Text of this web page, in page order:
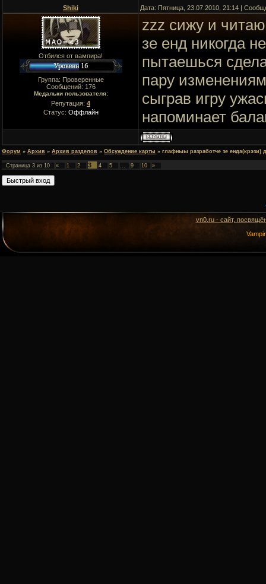
Shiki Дата: Пятница, 23.07.2010, 21:14 |
Отбился от вампира!
Группа: Проверенные
Сообщений: 176
Медальки пользователя:
Репутация: 4
Статус: Оффлайн
zzz сижу и
зе енд никогда
пытаешься
пару
сыграв игру
напоминает
Форум » Архив » Архив разделов » Обсуждение карты » глафныы разработче зе енда(крэзи)
Страница 3 из 10 « 1 2 3 4 5 … 9 10 »
vn0.ru - сайт,